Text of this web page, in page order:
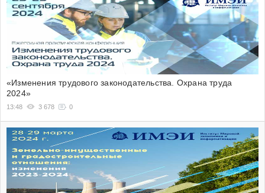
«Изменения трудового законодательства. Охрана труда
2024»
13:48 3 678 0